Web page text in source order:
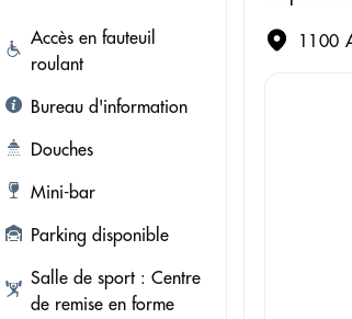
Accès en fauteuil
roulant
Bureau d'information
Douches
Mini-bar
Parking disponible
Salle de sport : Centre
de remise en forme
1100